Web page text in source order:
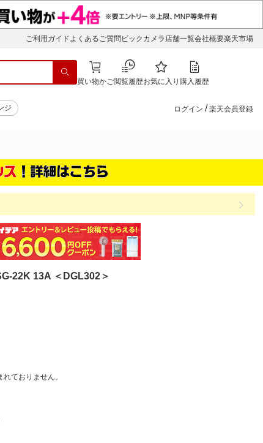
ご利用ガイド よくあるご質問 ビックカメラ店舗一覧会社概要楽天市場
買い物かご閲覧履歴お気に入り 購入履歴
ジ ログイン / 楽天会員登録
22K 13A ＜DGL302＞
ておりません。